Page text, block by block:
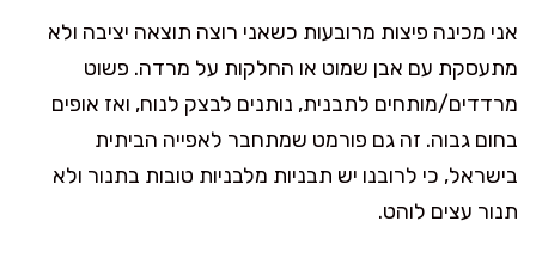
אני מכינה פיצות מרובעות כשאני רוצה תוצאה יציבה ולא
מתעסקת עם אבן שמוט או החלקות על מרדה. פשוט
מרדדים/מותחים לתבנית, נותנים לבצק לנוח, ואז אופים
בחום גבוה. זה גם פורמט שמתחבר לאפייה הביתית
בישראל, כי לרובנו יש תבניות מלבניות טובות בתנור ולא
תנור עצים לוהט.